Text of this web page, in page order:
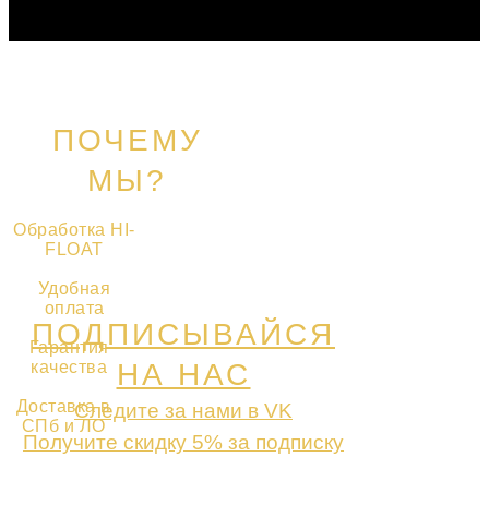
ПОЧЕМУ
МЫ?
Обработка HI-
FLOAT
Удобная
оплата
Гарантия
качества
Доставка в
СПб и ЛО
ПОДПИСЫВАЙСЯ
НА НАС
Следите за нами в VK
Получите скидку 5% за подписку